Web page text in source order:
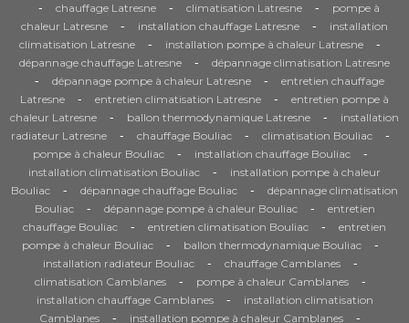
- chauffage Latresne - climatisation Latresne -
pompe à
chaleur Latresne
- installation chauffage Latresne -
installation
climatisation Latresne
- installation pompe à chaleur Latresne -
dépannage chauffage Latresne - dépannage climatisation Latresne
- dépannage pompe à chaleur Latresne -
entretien chauffage
Latresne
- entretien climatisation Latresne -
entretien pompe à
chaleur Latresne
- ballon thermodynamique Latresne -
installation
radiateur Latresne
- chauffage Bouliac - climatisation Bouliac -
pompe à chaleur Bouliac - installation chauffage Bouliac -
installation climatisation Bouliac -
installation pompe à chaleur
Bouliac
- dépannage chauffage Bouliac -
dépannage climatisation
Bouliac
- dépannage pompe à chaleur Bouliac -
entretien
chauffage Bouliac
- entretien climatisation Bouliac -
entretien
pompe à chaleur Bouliac
- ballon thermodynamique Bouliac -
installation radiateur Bouliac - chauffage Camblanes -
climatisation Camblanes - pompe à chaleur Camblanes -
installation chauffage Camblanes -
installation climatisation
Camblanes
- installation pompe à chaleur Camblanes -